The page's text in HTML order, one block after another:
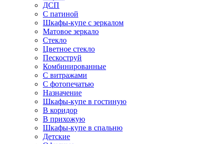
ДСП
С патиной
Шкафы-купе с зеркалом
Матовое зеркало
Стекло
Цветное стекло
Пескоструй
Комбинированные
С витражами
С фотопечатью
Назначение
Шкафы-купе в гостиную
В коридор
В прихожую
Шкафы-купе в спальню
Детские